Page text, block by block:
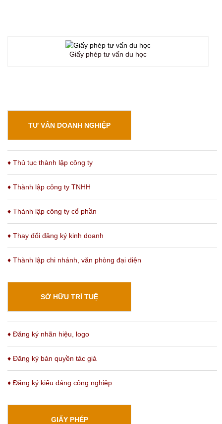
Giấy phép tư vấn du học
TƯ VẤN DOANH NGHIỆP
♦ Thủ tục thành lập công ty
♦ Thành lập công ty TNHH
♦ Thành lập công ty cổ phần
♦ Thay đổi đăng ký kinh doanh
♦ Thành lập chi nhánh , văn phòng đại diện
SỞ HỮU TRÍ TUỆ
♦ Đăng ký nhãn hiệu, logo
♦ Đăng ký bản quyền tác giả
♦ Đăng ký kiểu dáng công nghiệp
GIẤY PHÉP